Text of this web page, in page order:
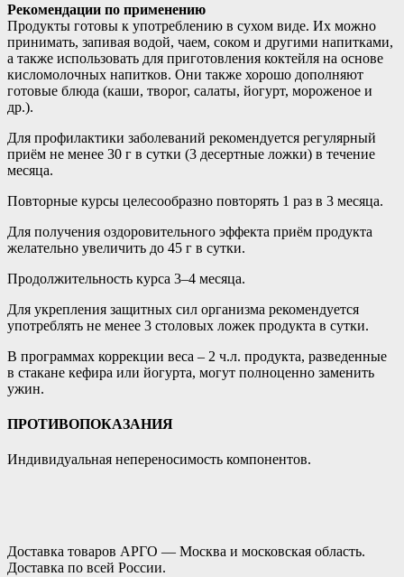
Рекомендации по применению
Продукты готовы к употреблению в сухом виде. Их можно
принимать, запивая водой, чаем, соком и другими напитками,
а также использовать для приготовления коктейля на основе
кисломолочных напитков. Они также хорошо дополняют
готовые блюда (каши, творог, салаты, йогурт, мороженое и
др.).
Для профилактики заболеваний рекомендуется регулярный
приём не менее 30 г в сутки (3 десертные ложки) в течение
месяца.
Повторные курсы целесообразно повторять 1 раз в 3 месяца.
Для получения оздоровительного эффекта приём продукта
желательно увеличить до 45 г в сутки.
Продолжительность курса 3–4 месяца.
Для укрепления защитных сил организма рекомендуется
употреблять не менее 3 столовых ложек продукта в сутки.
В программах коррекции веса – 2 ч.л. продукта, разведенные
в стакане кефира или йогурта, могут полноценно заменить
ужин.
ПРОТИВОПОКАЗАНИЯ
Индивидуальная непереносимость компонентов.
Доставка товаров АРГО — Москва и московская область.
Доставка по всей России.